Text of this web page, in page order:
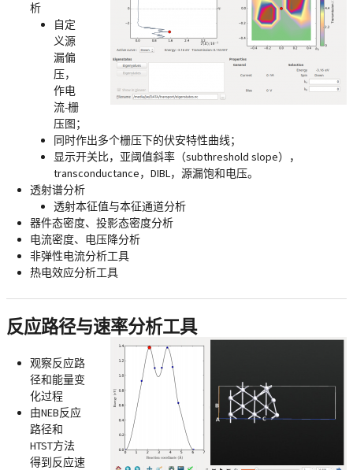
析
自定
义源
漏偏
压，
作电
流-栅
压图；
同时作出多个栅压下的伏安特性曲线；
显示开关比，亚阈值斜率（subthreshold slope），
transconductance，DIBL，源漏饱和电压。
透射谱分析
透射本征值与本征通道分析
器件态密度、投影态密度分析
电流密度、电压降分析
非弹性电流分析工具
热电效应分析工具
反应路径与速率分析工具
观察反应路
径和能量变
化过程
由NEB反应
路径和
HTST方法
得到反应速